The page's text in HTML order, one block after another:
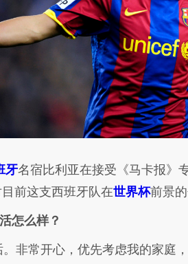
牙名宿比利亚在接受《马卡报》
前这支西班牙队在世界杯前景的
怎么样？
。非常开心，优先考虑我的家庭